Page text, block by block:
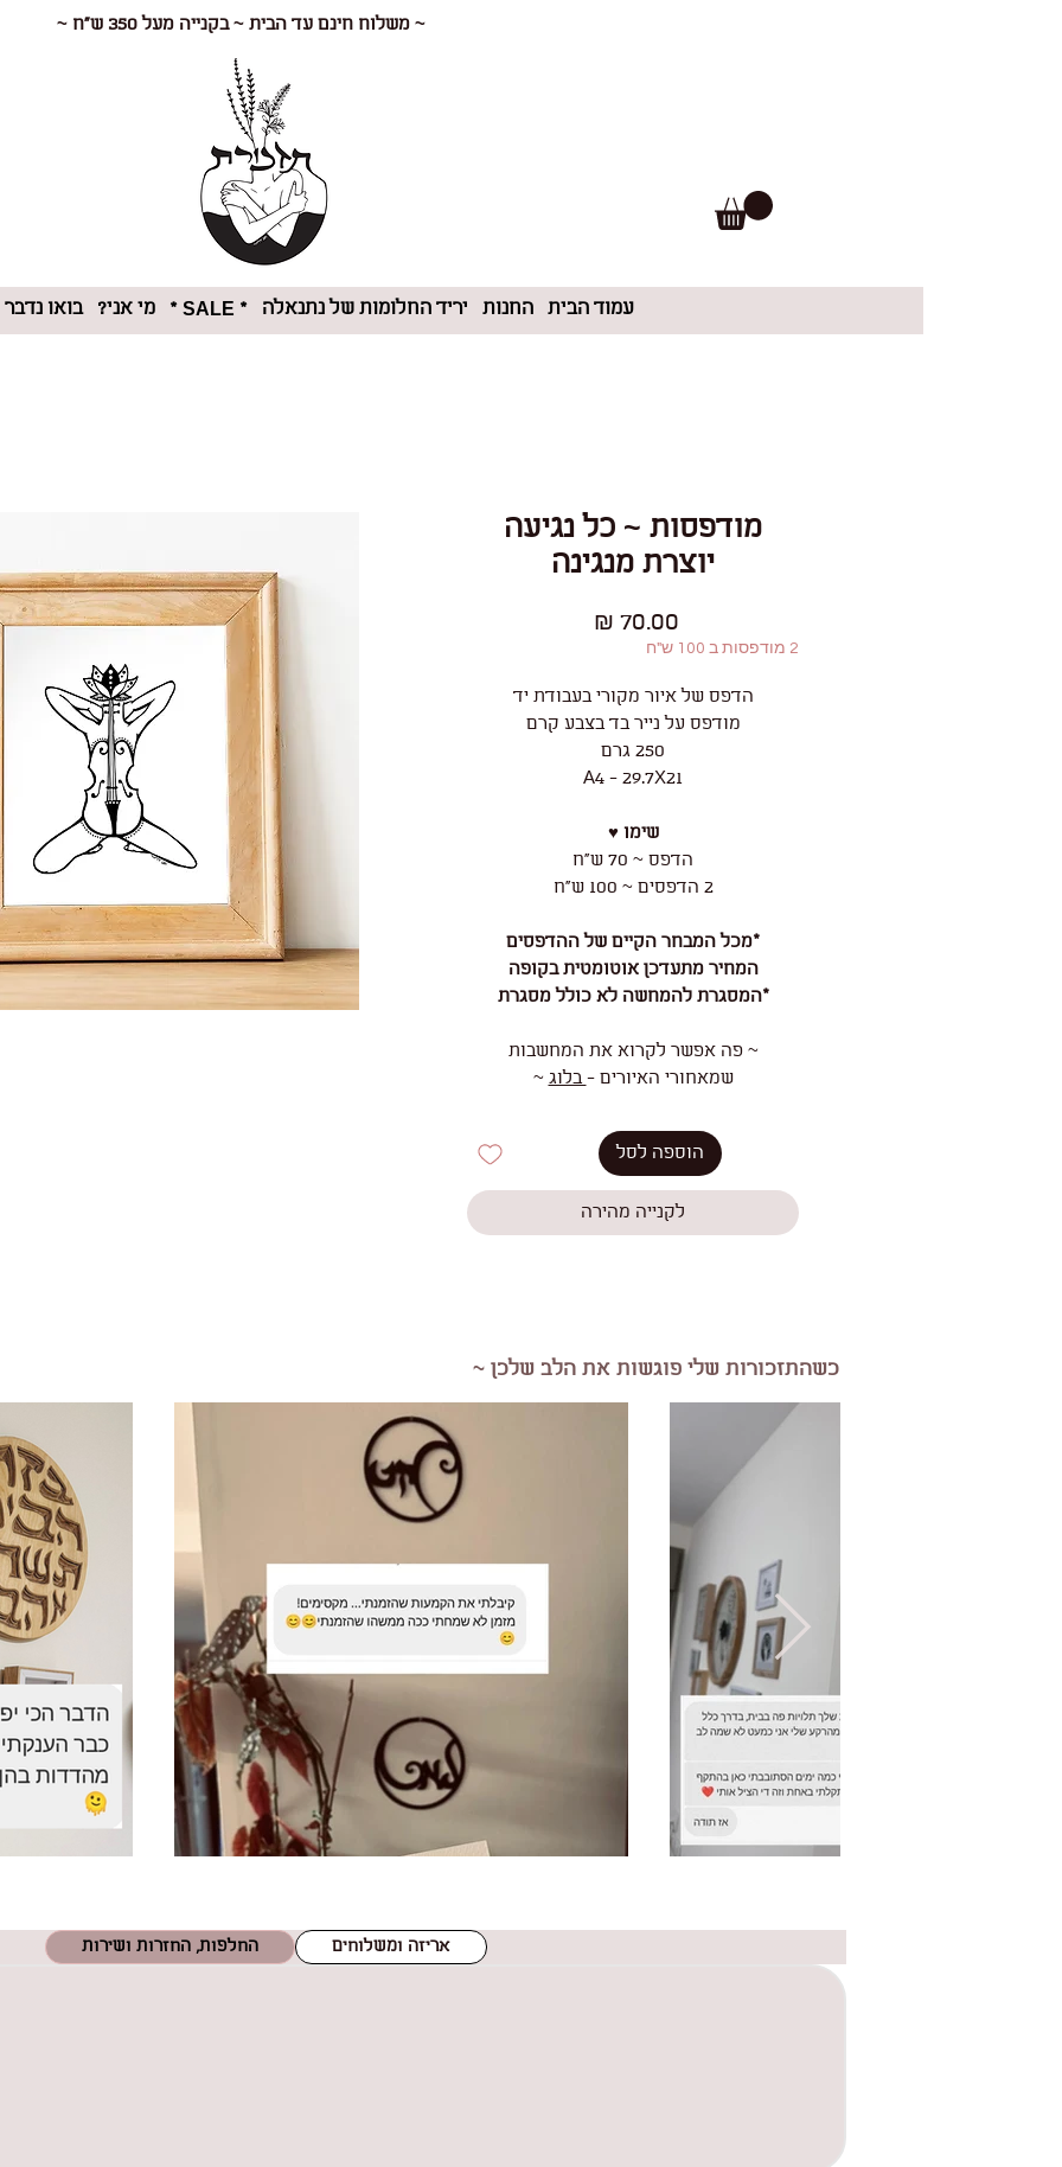
~ משלוח חינם עד הבית ~ בקנייה מעל 350 ש"ח ~
עמוד הבית החנות יריד החלומות של נתנאלה * SALE * מי אני? בואו נדבר
מודפסות ~ כל נגיעה
יוצרת מנגינה
2 מודפסות ב 100 ש"ח
הדפס של איור מקורי בעבודת יד
מודפס על נייר בד בצבע קרם
250 גרם
A4 - 29.7X21
שימו ♥
הדפס ~ 70 ש"ח
2 הדפסים ~ 100 ש"ח
*מכל המבחר הקיים של ההדפסים
המחיר מתעדכן אוטומטית בקופה
*המסגרת להמחשה לא כולל מסגרת
~ פה אפשר לקרוא את המחשבות
שמאחורי האיורים -בלוג ~
הוספה לסל
לקנייה מהירה
כשהתזכורות שלי פוגשות את הלב שלכן ~
אריזה ומשלוחים החלפות, החזרות ושירות